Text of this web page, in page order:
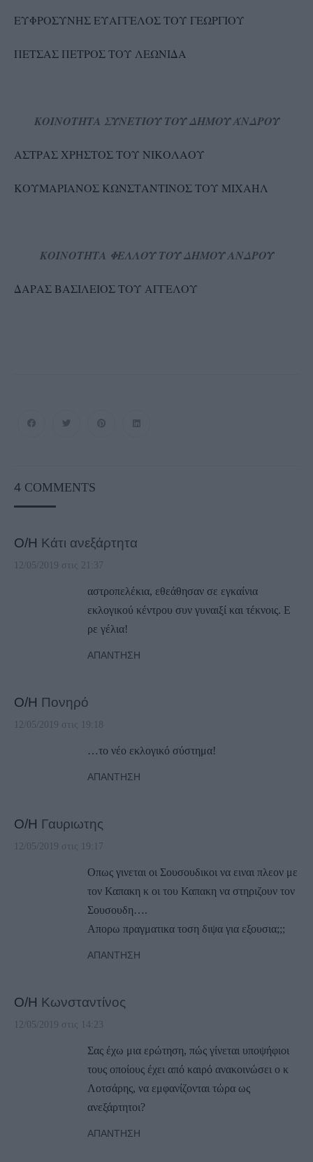
ΕΥΦΡΟΣΥΝΗΣ ΕΥΑΓΓΕΛΟΣ ΤΟΥ ΓΕΩΡΓΙΟΥ
ΠΕΤΣΑΣ ΠΕΤΡΟΣ ΤΟΥ ΛΕΩΝΙΔΑ
ΚΟΙΝΟΤΗΤΑ ΣΥΝΕΤΙΟΥ ΤΟΥ ΔΗΜΟΥ ΆΝΔΡΟΥ
ΑΣΤΡΑΣ ΧΡΗΣΤΟΣ ΤΟΥ ΝΙΚΟΛΑΟΥ
ΚΟΥΜΑΡΙΑΝΟΣ ΚΩΝΣΤΑΝΤΙΝΟΣ ΤΟΥ ΜΙΧΑΗΛ
ΚΟΙΝΟΤΗΤΑ ΦΕΛΛΟΥ ΤΟΥ ΔΗΜΟΥ ΑΝΔΡΟΥ
ΔΑΡΑΣ ΒΑΣΙΛΕΙΟΣ ΤΟΥ ΑΓΓΕΛΟΥ
4 COMMENTS
Ο/Η Κάτι ανεξάρτητα
12/05/2019 στις 21:37
αστροπελέκια, εθεάθησαν σε εγκαίνια
εκλογικού κέντρου συν γυναιξί και τέκνοις. Ε
ρε γέλια!
ΑΠΆΝΤΗΣΗ
Ο/Η Πονηρό
12/05/2019 στις 19:18
…το νέο εκλογικό σύστημα!
ΑΠΆΝΤΗΣΗ
Ο/Η Γαυριωτης
12/05/2019 στις 19:17
Οπως γινεται οι Σουσουδικοι να ειναι πλεον με
τον Καπακη κ οι του Καπακη να στηριζουν τον
Σουσουδη….
Απορω πραγματικα τοση διψα για εξουσια;;;
ΑΠΆΝΤΗΣΗ
Ο/Η Κωνσταντίνος
12/05/2019 στις 14:23
Σας έχω μια ερώτηση, πώς γίνεται υποψήφιοι
τους οποίους έχει από καιρό ανακοινώσει ο κ
Λοτσάρης, να εμφανίζονται τώρα ως
ανεξάρτητοι?
ΑΠΆΝΤΗΣΗ